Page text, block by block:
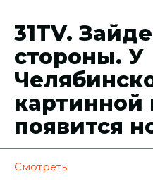
31TV.
стороны. У
картинной
появится
Смотреть